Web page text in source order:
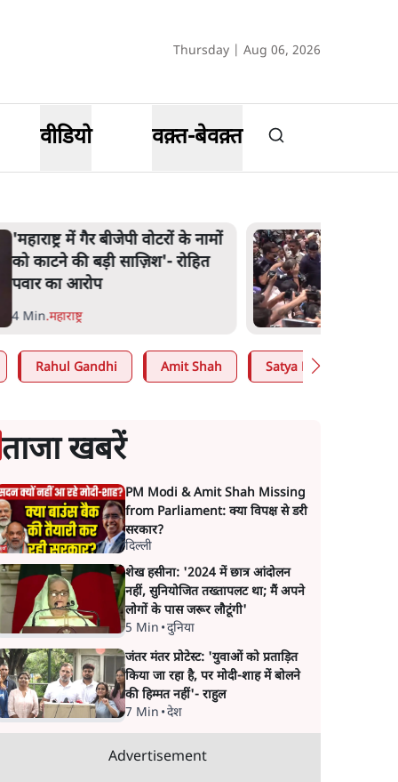
Thursday | Aug 06, 2026
वीडियो वक़्त-बेवक़्त
'महाराष्ट्र में गैर बीजेपी वोटरों के नामों
को काटने की बड़ी साज़िश'- रोहित
पवार का आरोप
4 Min.महाराष्ट्र
Rahul Gandhi Amit Shah Satya Hindi
ताजा खबरें
PM Modi & Amit Shah Missing
from Parliament: क्या विपक्ष से डरी
सरकार?
दिल्ली
शेख हसीना: '2024 में छात्र आंदोलन
नहीं, सुनियोजित तख्तापलट था; मैं अपने
लोगों के पास जरूर लौटूंगी'
5 Min •दुनिया
जंतर मंतर प्रोटेस्ट: 'युवाओं को प्रताड़ित
किया जा रहा है, पर मोदी-शाह में बोलने
की हिम्मत नहीं'- राहुल
7 Min •देश
Advertisement